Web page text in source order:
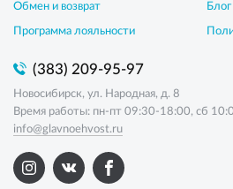
Обмен и возврат
Программа лояльности
Блог
(383) 209-95-97
Новосибирск, ул. Народная, д. 8
Время работы: пн-пт 09:30-18:00, сб
info@glavnoehvost.ru